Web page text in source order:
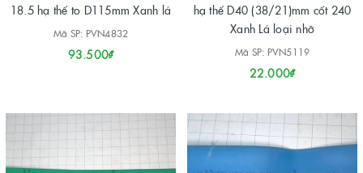
18.5 hạ thế to D115mm Xanh lá
Mã SP: PVN4832
93.500₫
hạ thế D40 (38/21)mm cốt 240
Xanh Lá loại nhỡ
Mã SP: PVN5119
22.000₫